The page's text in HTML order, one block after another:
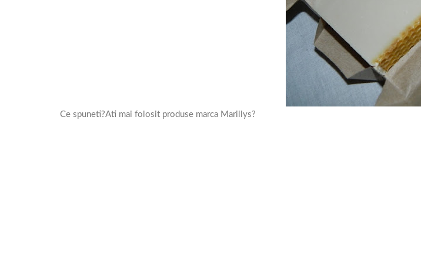
Ce spuneti?Ati mai folosit produse marca Marillys?